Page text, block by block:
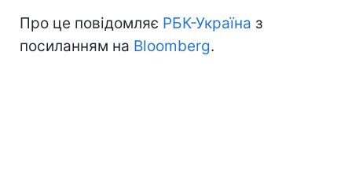
Про це повідомляє РБК-Україна з
посиланням на Bloomberg.